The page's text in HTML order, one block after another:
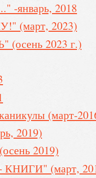
-январь, 2018
(март, 2023)
2023 г.)
(март-
2019)
2019)
КНИГИ" (март,